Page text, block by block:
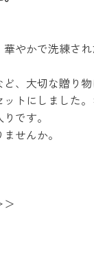
やかで洗練さ
、大切な贈り
トにしました
です。
せんか。